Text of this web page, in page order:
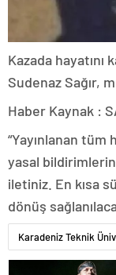
Kazada
Sudenaz Sağır,
Haber Kaynak :
“Yayınlanan
yasal
iletiniz. En kısa
dönüş
Karadeniz Teknik